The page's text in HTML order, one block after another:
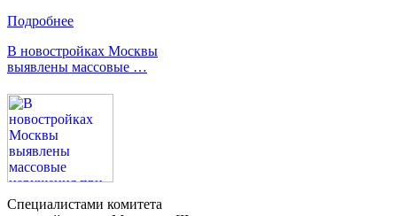
Подробнее
В новостройках Москвы
выявлены массовые …
Специалистами комитета